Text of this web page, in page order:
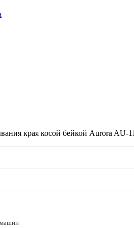
края косой бейкой Aurora AU-